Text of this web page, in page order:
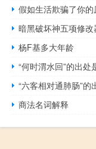
假如生活欺骗了你的
杨F基多大年龄
“何时渭水回”的出处
“六客相对通肺肠”的
商法名词解释